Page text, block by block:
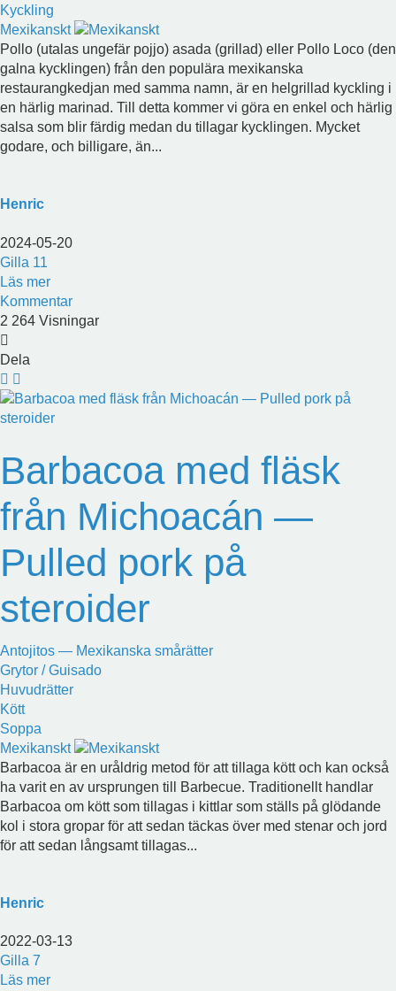
Kyckling
Mexikanskt
Pollo (utalas ungefär pojjo) asada (grillad) eller Pollo Loco (den
galna kycklingen) från den populära mexikanska
restaurangkedjan med samma namn, är en helgrillad kyckling i
en härlig marinad. Till detta kommer vi göra en enkel och härlig
salsa som blir färdig medan du tillagar kycklingen. Mycket
godare, och billigare, än...
Henric
2024-05-20
Gilla 11
Läs mer
Kommentar
2 264 Visningar
Dela
Barbacoa med fläsk
från Michoacán —
Pulled pork på
steroider
Antojitos — Mexikanska smårätter
Grytor / Guisado
Huvudrätter
Kött
Soppa
Mexikanskt
Barbacoa är en uråldrig metod för att tillaga kött och kan också
ha varit en av ursprungen till Barbecue. Traditionellt handlar
Barbacoa om kött som tillagas i kittlar som ställs på glödande
kol i stora gropar för att sedan täckas över med stenar och jord
för att sedan långsamt tillagas...
Henric
2022-03-13
Gilla 7
Läs mer